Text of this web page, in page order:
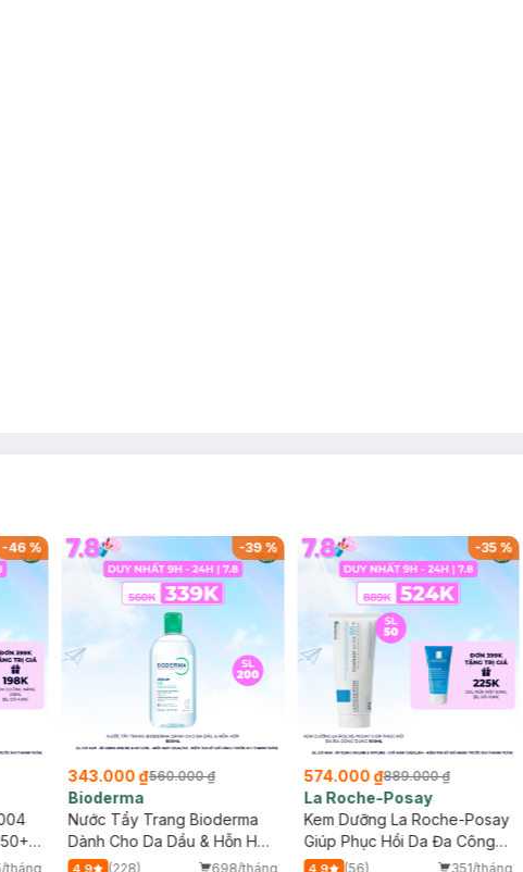
-46%
tháng
-39%
343.000 ₫560.000 ₫
Bioderma
Nước Tẩy Trang Bioderma
Dành Cho Da Dầu & Hỗn Hợp
500ml
4.9 (228)
698/tháng
-35%
574.000 ₫889.000 ₫
La Roche-Posay
Kem Dưỡng La Roche-Posay
Giúp Phục Hồi Da Đa Công
Dụng 100ml
4.9 (56)
351/tháng